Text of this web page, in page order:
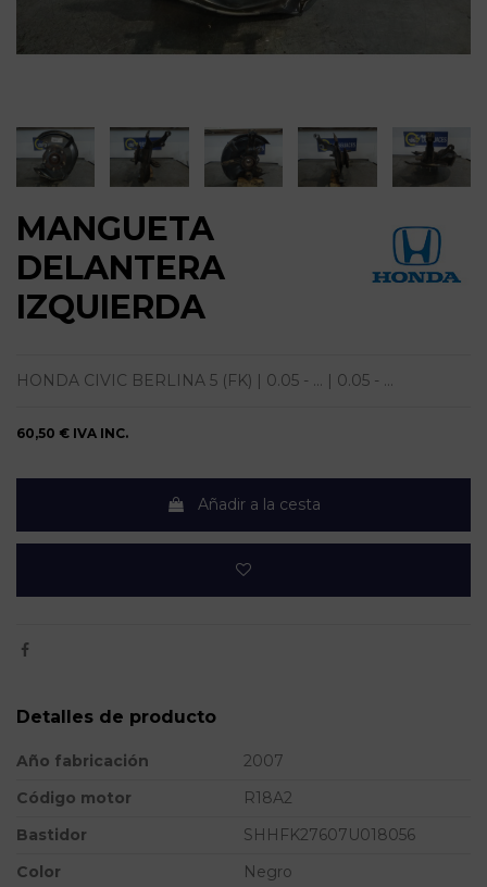
MANGUETA
DELANTERA
IZQUIERDA
HONDA CIVIC BERLINA 5 (FK) | 0.05 - ... | 0.05 - ...
60,50 € IVA INC.
Añadir a la cesta
Detalles de producto
Año fabricación
2007
Código motor
R18A2
Bastidor
SHHFK27607U018056
Color
Negro